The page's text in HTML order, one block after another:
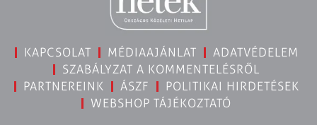
KAPCSOLAT MÉDIAAJÁNLAT
ADATVÉDELEM
SZABÁLYZAT A KOMMENTELÉSRŐL
PARTNEREINK
ÁSZF
POLITIKAI HIRDETÉSEK
WEBSHOP TÁJÉKOZTATÓ